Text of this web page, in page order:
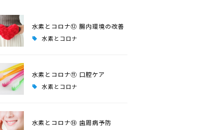
水素とコロナ⑫ 腸内環境の改善
水素とコロナ
水素とコロナ⑪ 口腔ケア
水素とコロナ
水素とコロナ⑩ 歯周病予防